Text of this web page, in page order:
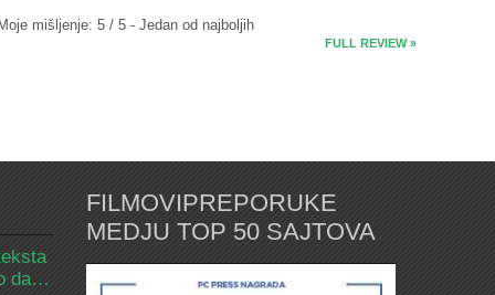
Moje mišljenje: 5 / 5 - Jedan od najboljih
FULL REVIEW »
da…
FILMOVIPREPORUKE
MEDJU TOP 50 SAJTOVA